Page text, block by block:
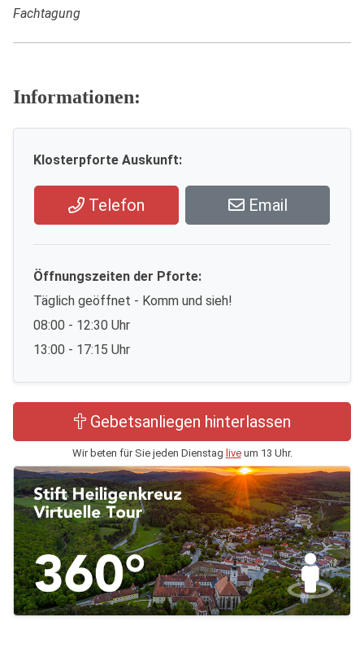
Fachtagung
Informationen:
Klosterpforte Auskunft:
Telefon Email
Öffnungszeiten der Pforte:
Täglich geöffnet - Komm und sieh!
08:00 - 12:30 Uhr
13:00 - 17:15 Uhr
Gebetsanliegen hinterlassen
Wir beten für Sie jeden Dienstag liveum 13 Uhr.